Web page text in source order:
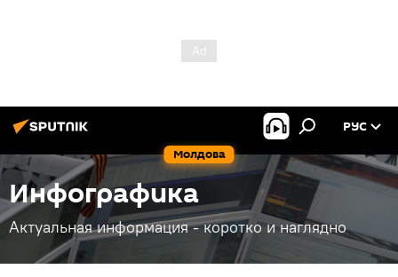
Молдова
РУС
Инфографика
Актуальная информация - коротко и наглядно